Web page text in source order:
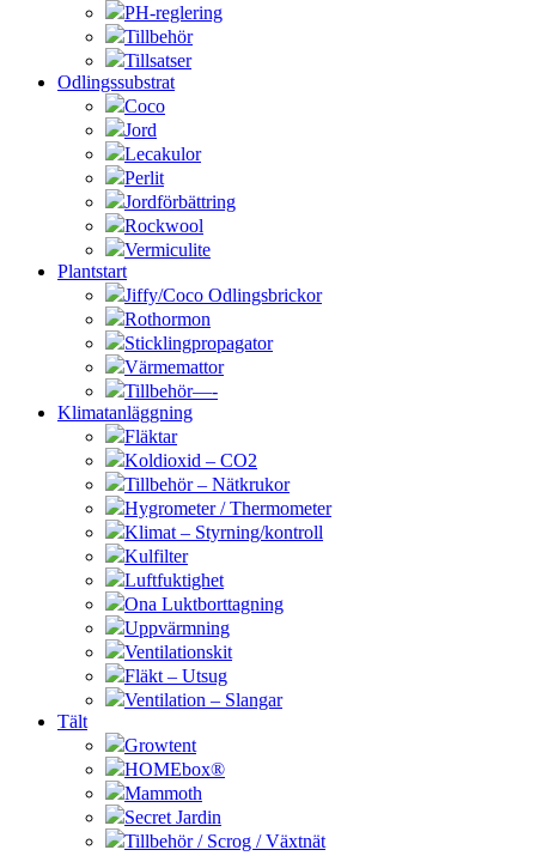
PH-reglering
Tillbehör
Tillsatser
Odlingssubstrat
Coco
Jord
Lecakulor
Perlit
Jordförbättring
Rockwool
Vermiculite
Plantstart
Jiffy/Coco Odlingsbrickor
Rothormon
Sticklingpropagator
Värmemattor
Tillbehör—-
Klimatanläggning
Fläktar
Koldioxid – CO2
Tillbehör – Nätkrukor
Hygrometer / Thermometer
Klimat – Styrning/kontroll
Kulfilter
Luftfuktighet
Ona Luktborttagning
Uppvärmning
Ventilationskit
Fläkt – Utsug
Ventilation – Slangar
Tält
Growtent
HOMEbox®
Mammoth
Secret Jardin
Tillbehör / Scrog / Växtnät